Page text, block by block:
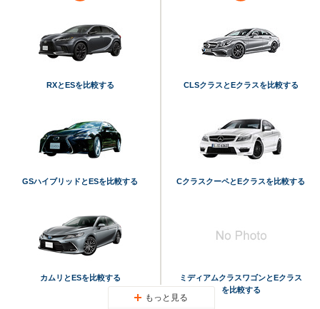
RXとESを比較する
GSハイブリッドとESを比較する
カムリとESを比較する
CLSクラスとEクラスを比較する
CクラスクーペとEクラスを比較する
ミディアムクラスワゴンとEクラス
を比較する
もっと見る